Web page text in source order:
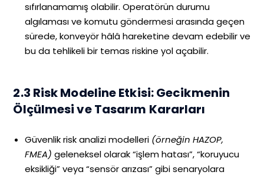
sıfırlanamamış olabilir. Operatörün durumu
algılaması ve komutu göndermesi arasında geçen
sürede, konveyör hâlâ hareketine devam edebilir ve
bu da tehlikeli bir temas riskine yol açabilir.
2.3 Risk Modeline Etkisi: Gecikmenin
Ölçülmesi ve Tasarım Kararları
Güvenlik risk analizi modelleri (örneğin HAZOP,
FMEA)geleneksel olarak “işlem hatası”, “koruyucu
eksikliği” veya “sensör arızası” gibi senaryolara